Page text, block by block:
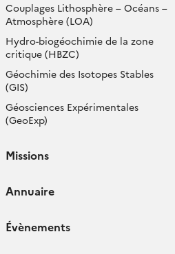
Couplages Lithosphère – Océans –
Atmosphère (LOA)
Hydro-biogéochimie de la zone
critique (HBZC)
Géochimie des Isotopes Stables
(GIS)
Géosciences Expérimentales
(GeoExp)
Missions
Annuaire
Évènements